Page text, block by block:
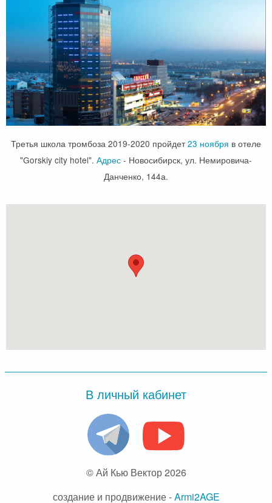
Третья школа тромбоза 2019-2020 пройдет23 ноября в отеле
"Gorskiy city hotel". Адрес - Новосибирск, ул. Немировича-
Данченко, 144а.
В личный кабинет
© Ай Кью Вектор 2026
создание и продвижение -Armi2AGE